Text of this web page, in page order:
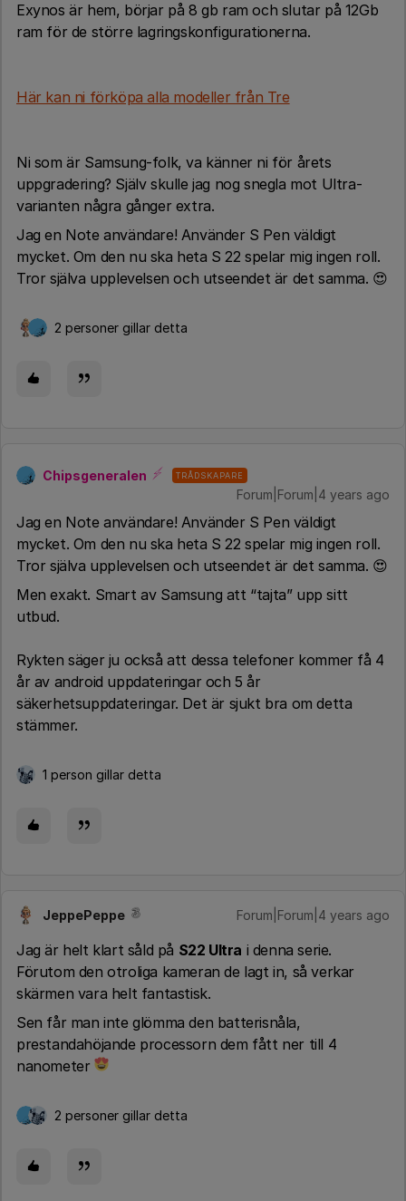
Exynos är hem, börjar på 8 gb ram och slutar på 12Gb
ram för de större lagringskonfigurationerna.
Här kan ni förköpa alla modeller från Tre
Ni som är Samsung-folk, va känner ni för årets
uppgradering? Själv skulle jag nog snegla mot Ultra-
varianten några gånger extra.
Jag en Note användare! Använder S Pen väldigt
mycket. Om den nu ska heta S 22 spelar mig ingen roll.
Tror själva upplevelsen och utseendet är det samma. 😍
2 personer gillar detta
Chipsgeneralen TRÅDSKAPARE
Forum|Forum|4 years ago
Jag en Note användare! Använder S Pen väldigt
mycket. Om den nu ska heta S 22 spelar mig ingen roll.
Tror själva upplevelsen och utseendet är det samma. 😍
Men exakt. Smart av Samsung att “tajta” upp sitt
utbud.
Rykten säger ju också att dessa telefoner kommer få 4
år av android uppdateringar och 5 år
säkerhetsuppdateringar. Det är sjukt bra om detta
stämmer.
1 person gillar detta
JeppePeppe Forum|Forum|4 years ago
Jag är helt klart såld på S22 Ultra i denna serie.
Förutom den otroliga kameran de lagt in, så verkar
skärmen vara helt fantastisk.
Sen får man inte glömma den batterisnåla,
prestandahöjande processorn dem fått ner till 4
nanometer
2 personer gillar detta